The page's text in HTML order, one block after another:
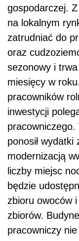
gospodarczej.
na lokalnym
zatrudniać do
oraz
sezonowy i
miesięcy w
pracowników
inwestycji
pracowniczego.
ponosił
modernizacją
liczby miejsc
będzie
zbioru owoców
zbiorów.
pracowniczy